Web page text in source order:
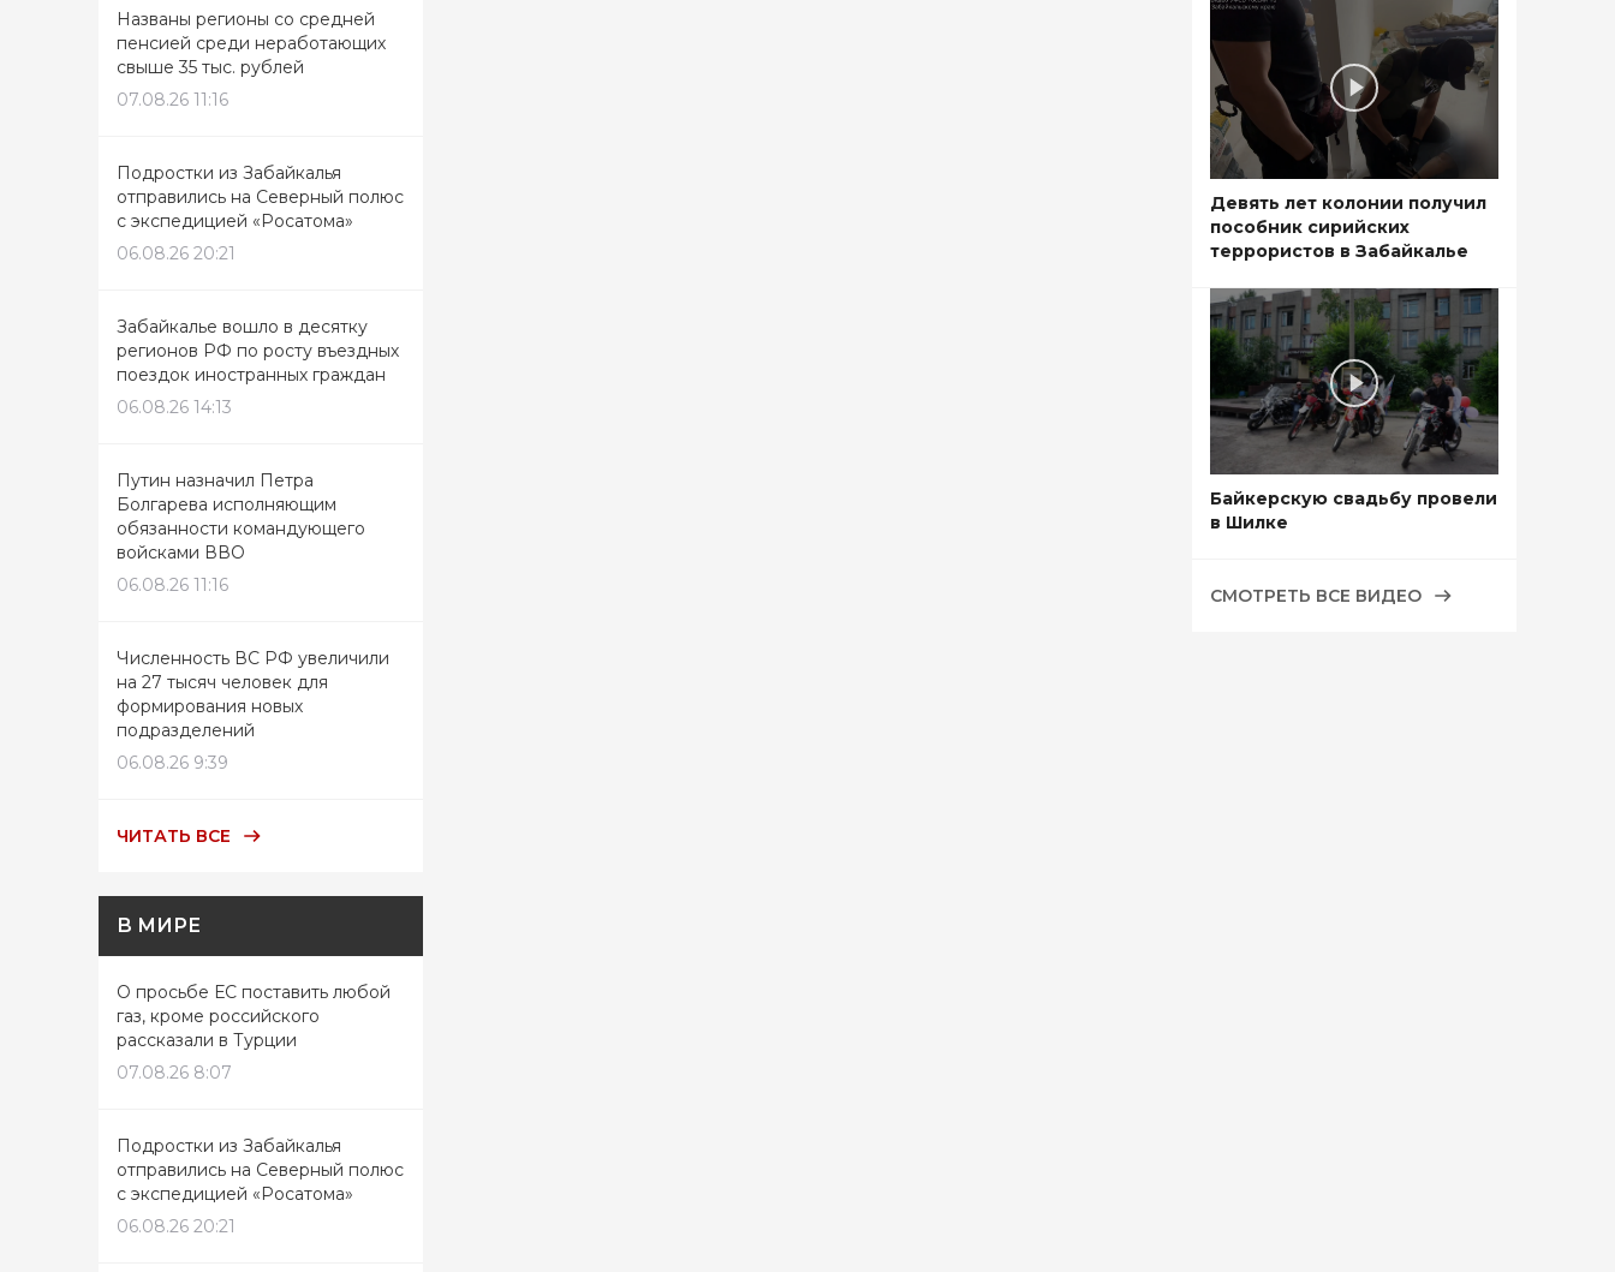
Названы регионы со средней
пенсией среди неработающих
свыше 35 тыс. рублей
07.08.26 11:16
Подростки из Забайкалья
отправились на Северный полюс
с экспедицией «Росатома»
06.08.26 20:21
Забайкалье вошло в десятку
регионов РФ по росту въездных
поездок иностранных граждан
06.08.26 14:13
Путин назначил Петра
Болгарева исполняющим
обязанности командующего
войсками ВВО
06.08.26 11:16
Численность ВС РФ увеличили
на 27 тысяч человек для
формирования новых
подразделений
06.08.26 9:39
ЧИТАТЬ ВСЕ
В МИРЕ
О просьбе ЕС поставить любой
газ, кроме российского
рассказали в Турции
07.08.26 8:07
Подростки из Забайкалья
отправились на Северный полюс
с экспедицией «Росатома»
06.08.26 20:21
Девять лет колонии получил
пособник сирийских
террористов в Забайкалье
Байкерскую свадьбу провели
в Шилке
СМОТРЕТЬ ВСЕ ВИДЕО